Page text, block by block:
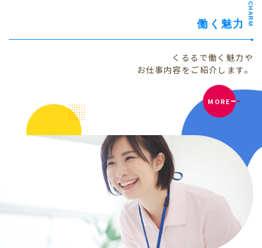
働く魅力 CHARM
くるるで働く魅力や
お仕事内容をご紹介します。
MORE